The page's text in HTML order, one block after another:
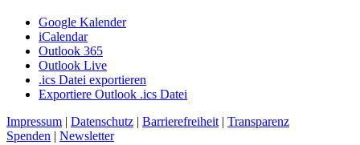
Google Kalender
iCalendar
Outlook 365
Outlook Live
.ics Datei exportieren
Exportiere Outlook .ics Datei
Impressum | Datenschutz | Barrierefreiheit | Transparenz
Spenden | Newsletter